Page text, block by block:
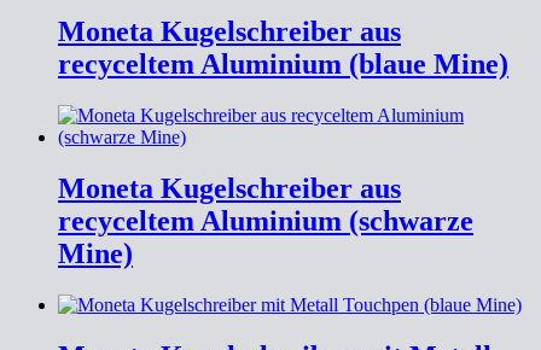
Moneta Kugelschreiber aus
recyceltem Aluminium (blaue Mine)
Moneta Kugelschreiber aus
recyceltem Aluminium (schwarze
Mine)